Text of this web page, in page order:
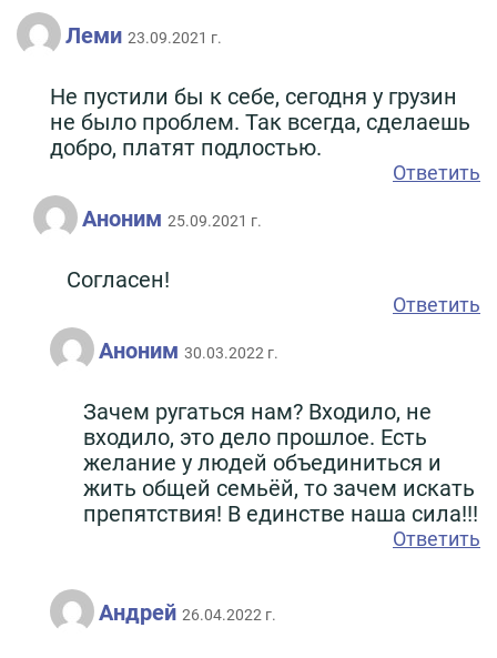
Леми 23.09.2021 г.
Не пустили бы к себе, сегодня у грузин
не было проблем. Так всегда, сделаешь
добро, платят подлостью.
Ответить
Аноним 25.09.2021 г.
Согласен!
Ответить
Аноним 30.03.2022 г.
Зачем ругаться нам? Входило, не
входило, это дело прошлое. Есть
желание у людей объединиться и
жить общей семьёй, то зачем искать
препятствия! В единстве наша сила!!!
Ответить
Андрей 26.04.2022 г.